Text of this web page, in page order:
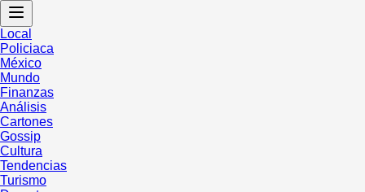
Local
Policiaca
México
Mundo
Finanzas
Análisis
Cartones
Gossip
Cultura
Tendencias
Turismo